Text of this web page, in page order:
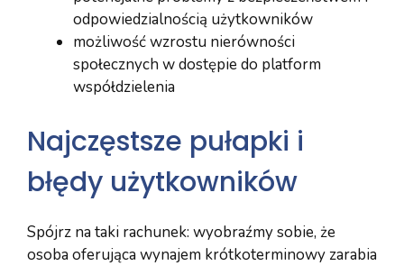
odpowiedzialnością użytkowników
możliwość wzrostu nierówności
społecznych w dostępie do platform
współdzielenia
Najczęstsze pułapki i
błędy użytkowników
Spójrz na taki rachunek: wyobraźmy sobie, że
osoba oferująca wynajem krótkoterminowy zarabia